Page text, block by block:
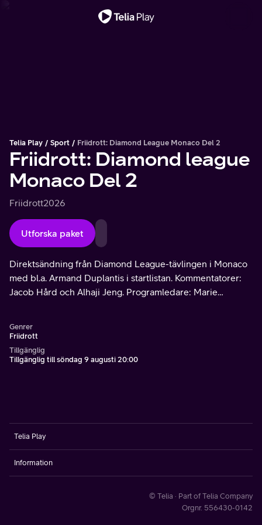
Telia Play Sport Friidrott: Diamond League Monaco Del 2
Friidrott: Diamond league
Monaco Del 2
Friidrott2026
Utforska paket
Direktsändning från Diamond League-tävlingen i Monaco
med bl.a. Armand Duplantis i startlistan. Kommentatorer:
Jacob Hård och Alhaji Jeng. Programledare: Marie
Genrer
Friidrott
Tillgänglig
Tillgänglig till söndag 9 augusti 20:00
Telia Play
Information
© Telia · Part of Telia Company
Orgnr. 556430-0142